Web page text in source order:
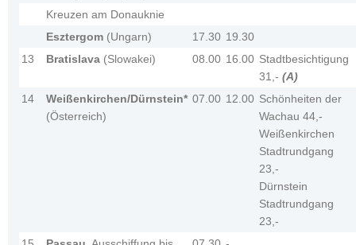
Kreuzen am Donauknie
Esztergom (Ungarn) 17.30 19.30
13
Bratislava (Slowakei) 08.00 16.00 Stadtbesichtigung
31,-(A)
14
Weißenkirchen/Dürnstein*
(Österreich)
07.00 12.00 Schönheiten der
Wachau 44,-
Weißenkirchen
Stadtrundgang
23,-
Dürnstein
Stadtrundgang
23,-